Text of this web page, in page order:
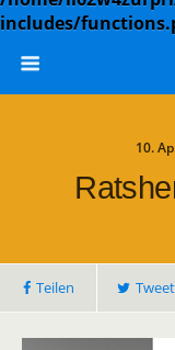
includes/
10.
Teilen Tweet